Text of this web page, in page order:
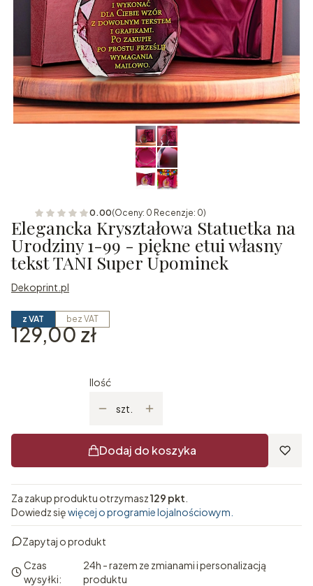
0.00(Oceny: 0 Recenzje: 0)
Elegancka Kryształowa Statuetka na
Urodziny 1-99 - piękne etui własny
tekst TANI Super Upominek
Dekoprint.pl
z VAT bez VAT
Cena
129,00 zł
Ilość
szt.
Dodaj do koszyka
Za zakup produktu otrzymasz129 pkt
Dowiedz sięwięcej o programie lojalnościowym.
Zapytaj o produkt
Czas
wysyłki:
24h - razem ze zmianami i personalizacją
produktu